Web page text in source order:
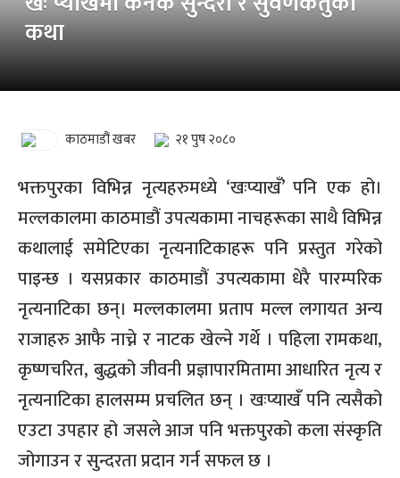
कथा
काठमाडौं खबर २१ पुष २०८०
भक्तपुरका विभिन्न नृत्यहरुमध्ये ‘खःप्याखँ’ पनि एक हो।
मल्लकालमा काठमाडौं उपत्यकामा नाचहरूका साथै विभिन्न
कथालाई समेटिएका नृत्यनाटिकाहरू पनि प्रस्तुत गरेको
पाइन्छ । यसप्रकार काठमाडौं उपत्यकामा धेरै पारम्परिक
नृत्यनाटिका छन्। मल्लकालमा प्रताप मल्ल लगायत अन्य
राजाहरु आफै नाच्ने र नाटक खेल्ने गर्थे । पहिला रामकथा,
कृष्णचरित, बुद्धको जीवनी प्रज्ञापारमितामा आधारित नृत्य र
नृत्यनाटिका हालसम्म प्रचलित छन् । खःप्याखंँ पनि त्यसैको
एउटा उपहार हो जसले आज पनि भक्तपुरको कला संस्कृति
जोगाउन र सुन्दरता प्रदान गर्न सफल छ ।